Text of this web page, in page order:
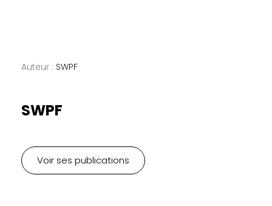
Auteur : SWPF
SWPF
Voir ses publications